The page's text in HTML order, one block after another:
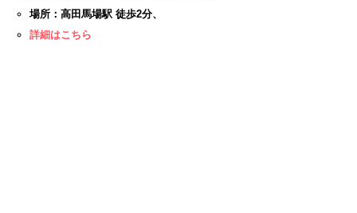
場所：高田馬場駅 徒歩2分、
詳細はこちら